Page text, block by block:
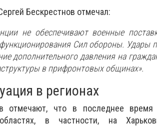
Бескрестнов отмечал:
не обеспечивают военные
Сил обороны. Удары
дополнительного давления на
в прифронтовых общинах».
в регионах
отмечают, что в последнее время
в частности, на